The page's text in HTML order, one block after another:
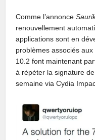
Comme l’annonce
renouvellement
applications sont en
problèmes associés
10.2 font maintenant
à répéter la signature
semaine via Cydia